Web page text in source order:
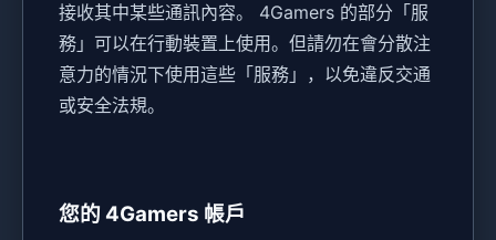
接收其中某些通訊內容。 4Gamers 的部分「服
務」可以在行動裝置上使用。但請勿在會分散注
意力的情況下使用這些「服務」，以免違反交通
或安全法規。
您的 4Gamers 帳戶